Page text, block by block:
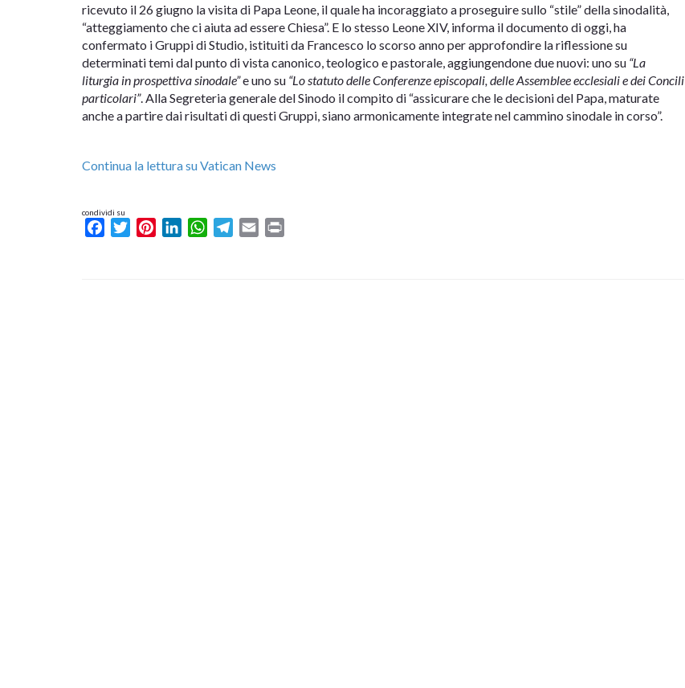
ricevuto il 26 giugno la visita di Papa Leone, il quale ha incoraggiato a proseguire sullo “stile” della sinodalità,
“atteggiamento che ci aiuta ad essere Chiesa”. E lo stesso Leone XIV, informa il documento di oggi, ha
confermato i Gruppi di Studio, istituiti da Francesco lo scorso anno per approfondire la riflessione su
determinati temi dal punto di vista canonico, teologico e pastorale, aggiungendone due nuovi: uno su “La
liturgia in prospettiva sinodale”e uno su “Lo statuto delle Conferenze episcopali, delle Assemblee ecclesiali e dei Concili
particolari”. Alla Segreteria generale del Sinodo il compito di “assicurare che le decisioni del Papa, maturate
anche a partire dai risultati di questi Gruppi, siano armonicamente integrate nel cammino sinodale in corso”.
Continua la lettura su Vatican News
condividi su
FacebookTwitterPinterestLinkedInWhatsAppTelegram
Email